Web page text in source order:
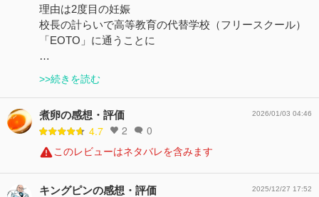
理由は2度目の妊娠
校長の計らいで高等教育の代替学校（フリースクール）
「EOTO」に通うことに
…
>>続きを読む
煮卵の感想・評価
4.7 2 0
2026/01/03 04:46
このレビューはネタバレを含みます
キングピンの感想・評価 2025/12/27 17:52